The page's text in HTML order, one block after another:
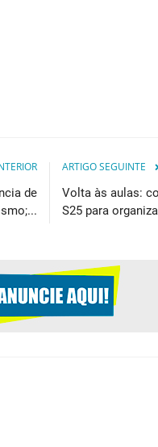
de
ARTIGO SEGUINTE
Volta às aulas:
S25 para